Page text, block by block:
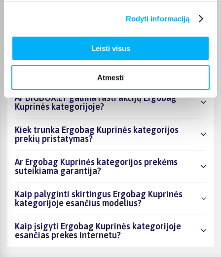
Rodyti informaciją
Leisti visus
Atmesti
Kiek prekių yra Ergobag Kuprinės kategorijos
asortimente ir kokia žemiausia kaina?
Ar BIGBOX.LT galima rasti akcijų Ergobag
Kuprinės kategorijoje?
Kiek trunka Ergobag Kuprinės kategorijos
prekių pristatymas?
Ar Ergobag Kuprinės kategorijos prekėms
suteikiama garantija?
Kaip palyginti skirtingus Ergobag Kuprinės
kategorijoje esančius modelius?
Kaip įsigyti Ergobag Kuprinės kategorijoje
esančias prekes internetu?